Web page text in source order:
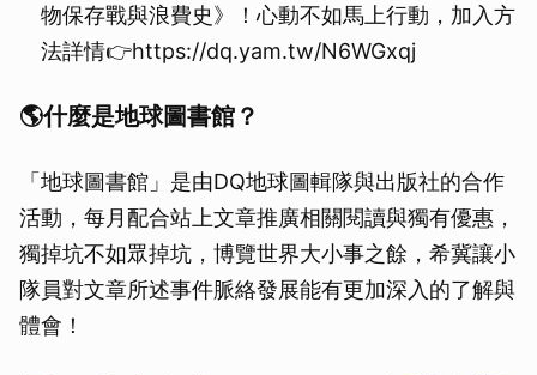
物保存戰與浪費史》！心動不如馬上行動，加入方
法詳情👉https://dq.yam.tw/N6WGxqj
🌎什麼是地球圖書館？
「地球圖書館」是由DQ地球圖輯隊與出版社的合作
活動，每月配合站上文章推廣相關閱讀與獨有優惠，
獨掉坑不如眾掉坑，博覽世界大小事之餘，希冀讓小
隊員對文章所述事件脈絡發展能有更加深入的了解與
體會！